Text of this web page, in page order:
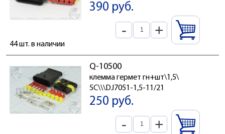
390 руб.
- +
44 шт. в наличии
Q-10500
клемма гермет гн+шт\1,5\
5C\\\DJ7051-1,5-11/21
250 руб.
- +